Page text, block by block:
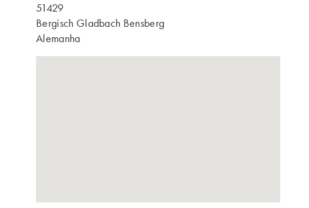
51429
Bergisch Gladbach Bensberg
Alemanha